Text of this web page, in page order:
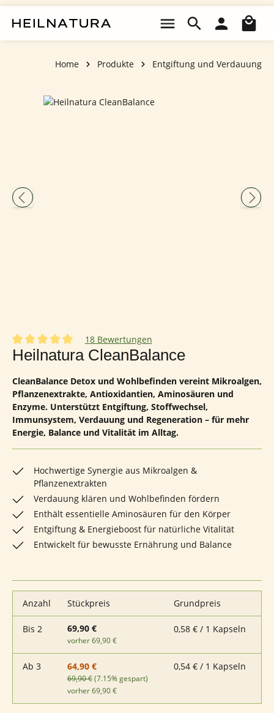
Home Produkte Entgiftung und Verdauung
Bildergalerie überspringen
Durchschnittliche Bewertung von 5 von 5 Sternen
18 Bewertungen
Heilnatura CleanBalance
CleanBalance Detox und Wohlbefinden vereint Mikroalgen,
Pflanzenextrakte, Antioxidantien, Aminosäuren und
Enzyme. Unterstützt Entgiftung, Stoffwechsel,
Immunsystem, Verdauung und Regeneration – für mehr
Energie, Balance und Vitalität im Alltag.
Hochwertige Synergie aus Mikroalgen &
Pflanzenextrakten
Verdauung klären und Wohlbefinden fördern
Enthält essentielle Aminosäuren für den Körper
Entgiftung & Energieboost für natürliche Vitalität
Entwickelt für bewusste Ernährung und Balance
Anzahl Stückpreis Grundpreis
Bis 2 69,90 €
vorher 69,90 €
0,58 € / 1 Kapseln
Ab 3 64,90 €
69,90 €(7.15% gespart)
vorher 69,90 €
0,54 € / 1 Kapseln